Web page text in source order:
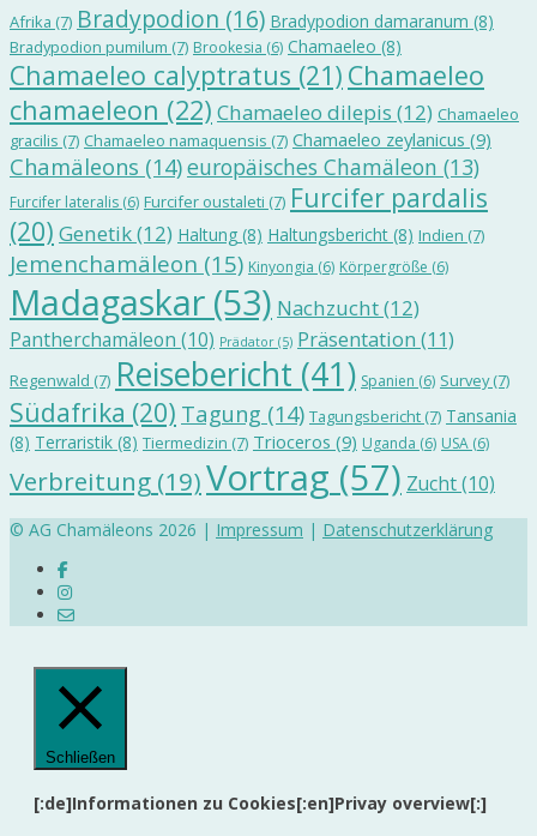
Afrika (7) Bradypodion (16) Bradypodion damaranum (8)
Bradypodion pumilum (7) Brookesia (6) Chamaeleo (8)
Chamaeleo calyptratus (21) Chamaeleo
chamaeleon (22) Chamaeleo dilepis (12) Chamaeleo
gracilis (7) Chamaeleo namaquensis (7) Chamaeleo zeylanicus (9)
Chamäleons (14)europäisches Chamäleon (13)
Furcifer lateralis (6) Furcifer oustaleti (7) Furcifer pardalis
(20) Genetik(12) Haltung (8) Haltungsbericht (8) Indien (7)
Jemenchamäleon (15) Kinyongia (6) Körpergröße (6)
Madagaskar (53) Nachzucht(12)
Pantherchamäleon (10) Prädator (5) Präsentation (11)
Regenwald (7) Reisebericht (41) Spanien (6) Survey(7)
Südafrika (20) Tagung (14) Tagungsbericht (7) Tansania
(8) Terraristik (8) Tiermedizin (7) Trioceros (9) Uganda (6) USA (6)
Verbreitung (19)Vortrag (57) Zucht(10)
© AG Chamäleons 2026 | Impressum | Datenschutzerklärung
Schließen
[:de]Informationen zu Cookies[:en]Privay overview[:]